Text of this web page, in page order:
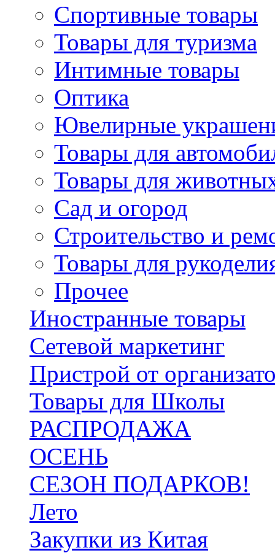
Спортивные товары
Товары для туризма
Интимные товары
Оптика
Ювелирные
Товары для
Товары для
Сад и огород
Строительство и
Товары для
Прочее
Иностранные товары
Сетевой маркетинг
Пристрой от
Товары для Школы
РАСПРОДАЖА
ОСЕНЬ
СЕЗОН ПОДАРКОВ!
Лето
Закупки из Китая